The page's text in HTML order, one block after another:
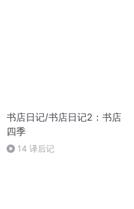
书店日记/书店日记2：书店
四季
14 译后记